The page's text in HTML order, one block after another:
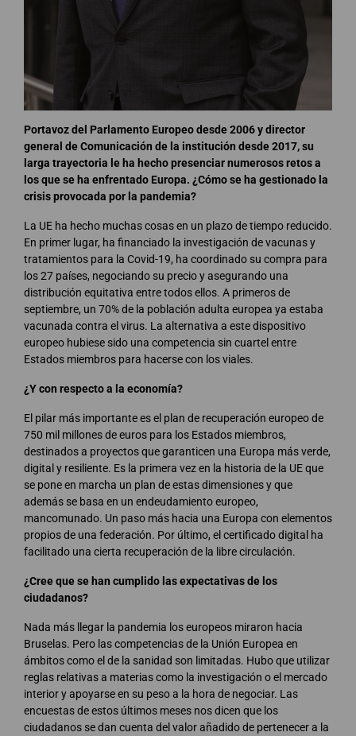
Portavoz del Parlamento Europeo desde 2006 y director
general de Comunicación de la institución desde 2017, su
larga trayectoria le ha hecho presenciar numerosos retos a
los que se ha enfrentado Europa. ¿Cómo se ha gestionado la
crisis provocada por la pandemia?
La UE ha hecho muchas cosas en un plazo de tiempo reducido.
En primer lugar, ha financiado la investigación de vacunas y
tratamientos para la Covid-19, ha coordinado su compra para
los 27 países, negociando su precio y asegurando una
distribución equitativa entre todos ellos. A primeros de
septiembre, un 70% de la población adulta europea ya estaba
vacunada contra el virus. La alternativa a este dispositivo
europeo hubiese sido una competencia sin cuartel entre
Estados miembros para hacerse con los viales.
¿Y con respecto a la economía?
El pilar más importante es el plan de recuperación europeo de
750 mil millones de euros para los Estados miembros,
destinados a proyectos que garanticen una Europa más verde,
digital y resiliente. Es la primera vez en la historia de la UE que
se pone en marcha un plan de estas dimensiones y que
además se basa en un endeudamiento europeo,
mancomunado. Un paso más hacia una Europa con elementos
propios de una federación. Por último, el certificado digital ha
facilitado una cierta recuperación de la libre circulación.
¿Cree que se han cumplido las expectativas de los
ciudadanos?
Nada más llegar la pandemia los europeos miraron hacia
Bruselas. Pero las competencias de la Unión Europea en
ámbitos como el de la sanidad son limitadas. Hubo que utilizar
reglas relativas a materias como la investigación o el mercado
interior y apoyarse en su peso a la hora de negociar. Las
encuestas de estos últimos meses nos dicen que los
ciudadanos se dan cuenta del valor añadido de pertenecer a la